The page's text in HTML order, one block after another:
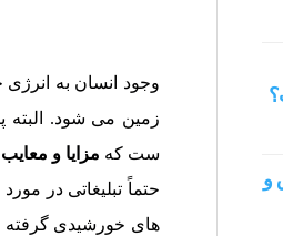
وجود انسان به
زمین می شود. البته
ست که مزایا و
حتماً تبلیغاتی در
های خورشیدی گرفته
و